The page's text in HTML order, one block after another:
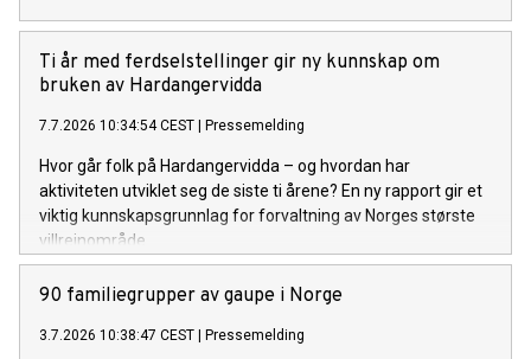
Ti år med ferdselstellinger gir ny kunnskap om
bruken av Hardangervidda
7.7.2026 10:34:54 CEST Pressemelding
Hvor går folk på Hardangervidda – og hvordan har
aktiviteten utviklet seg de siste ti årene? En ny rapport gir et
viktig kunnskapsgrunnlag for forvaltning av Norges største
villreinområde.
90 familiegrupper av gaupe i Norge
3.7.2026 10:38:47 CEST Pressemelding